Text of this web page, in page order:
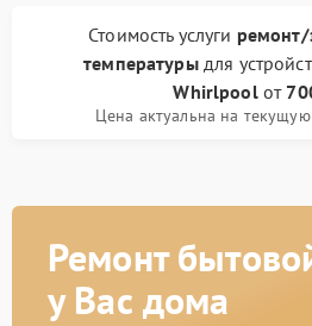
Стоимость услуги ремонт/
температурыдля
Whirlpoolот
Цена актуальна на
Ремонт
у Вас дома